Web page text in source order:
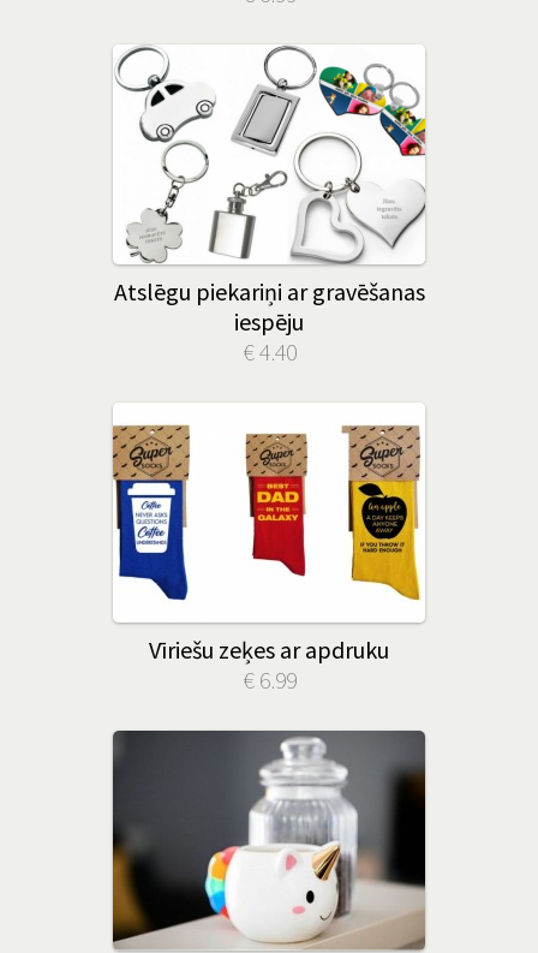
Atslēgu piekariņi ar gravēšanas
iespēju
€ 4.40
Vīriešu zeķes ar apdruku
€ 6.99